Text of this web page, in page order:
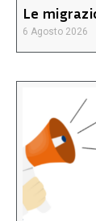
Le
6 Agosto 2026